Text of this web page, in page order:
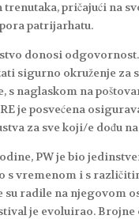
trenutaka, pričajući na
patrijarhatu.
donosi
sigurno okruženje za
s naglaskom na
je posvećena
za sve koji/e dođu
PW je bio
s vremenom i s
su radile na njegovom
je evoluirao. Brojne